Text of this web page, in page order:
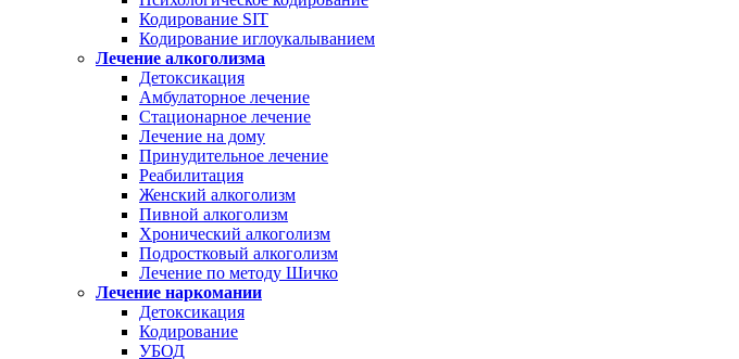
Кодирование SIT
Кодирование иглоукалыванием
Лечение алкоголизма
Детоксикация
Амбулаторное лечение
Стационарное лечение
Лечение на дому
Принудительное лечение
Реабилитация
Женский алкоголизм
Пивной алкоголизм
Хронический алкоголизм
Подростковый алкоголизм
Лечение по методу Шичко
Лечение наркомании
Детоксикация
Кодирование
УБОД